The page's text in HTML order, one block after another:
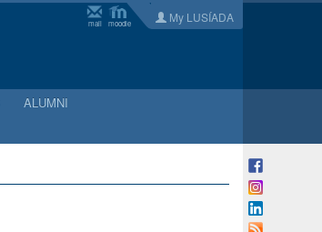
mail moodle My LUSÍADA
ALUMNI